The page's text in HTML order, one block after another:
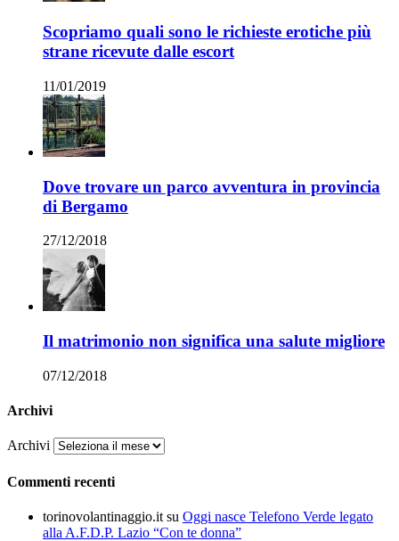
Scopriamo quali sono le richieste erotiche più
strane ricevute dalle escort
11/01/2019
Dove trovare un parco avventura in provincia
di Bergamo
27/12/2018
Il matrimonio non significa una salute migliore
07/12/2018
Archivi
Archivi
Commenti recenti
torinovolantinaggio.it su Oggi nasce Telefono Verde legato
alla A.F.D.P. Lazio “Con te donna”